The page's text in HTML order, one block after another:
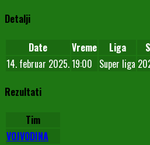
Detalji
Date Vreme Liga
14. februar 2025.19:00 Super liga
Rezultati
Tim
VOJVODINA